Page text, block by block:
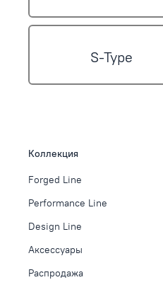
S-Type
Коллекция
Forged Line
Performance Line
Design Line
Аксессуары
Распродажа